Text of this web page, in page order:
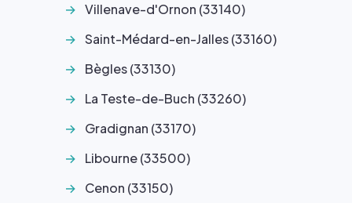
Villenave-d'Ornon (33140)
Saint-Médard-en-Jalles (33160)
Bègles (33130)
La Teste-de-Buch (33260)
Gradignan (33170)
Libourne (33500)
Cenon (33150)